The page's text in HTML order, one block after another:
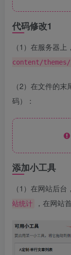
代码修改1
（1）在服务器上
content/
（2）在文件的
码）：
添加小工具
（1）在网站后台
站统计
，在网站